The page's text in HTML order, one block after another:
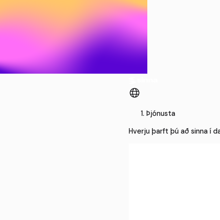
Þjónusta
Hverju þarft þú að sinna í